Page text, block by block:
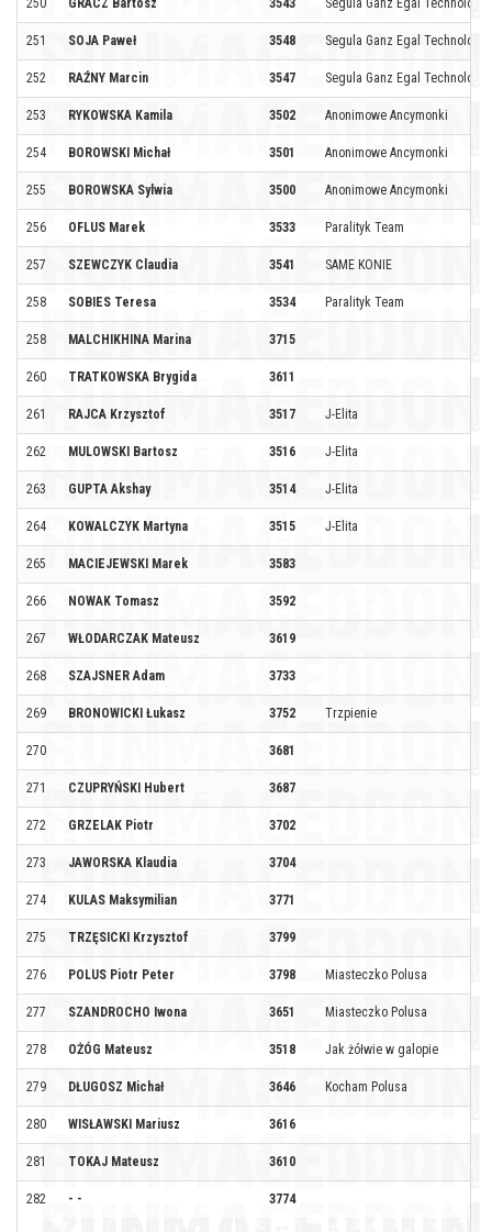
250 GRACZ Bartosz 3543 Segula Ganz Egal
251 SOJA Paweł 3548 Segula Ganz Egal
252 RAŹNY Marcin 3547 Segula Ganz Egal
253 RYKOWSKA Kamila 3502 Anonimowe Ancymonki
254 BOROWSKI Michał 3501 Anonimowe Ancymonki
255 BOROWSKA Sylwia 3500 Anonimowe Ancymonki
256 OFLUS Marek 3533 Paralityk Team
257 SZEWCZYK Claudia 3541 SAME KONIE
258 SOBIES Teresa 3534 Paralityk Team
258 MALCHIKHINA Marina 3715
260 TRATKOWSKA Brygida 3611
261 RAJCA Krzysztof 3517 J-Elita
262 MULOWSKI Bartosz 3516 J-Elita
263 GUPTA Akshay 3514 J-Elita
264 KOWALCZYK Martyna 3515 J-Elita
265 MACIEJEWSKI Marek 3583
266 NOWAK Tomasz 3592
267 WŁODARCZAK Mateusz 3619
268 SZAJSNER Adam 3733
269 BRONOWICKI Łukasz 3752 Trzpienie
270 3681
271 CZUPRYŃSKI Hubert 3687
272 GRZELAK Piotr 3702
273 JAWORSKA Klaudia 3704
274 KULAS Maksymilian 3771
275 TRZĘSICKI Krzysztof 3799
276 POLUS Piotr Peter 3798 Miasteczko Polusa
277 SZANDROCHO Iwona 3651 Miasteczko Polusa
278 OŻÓG Mateusz 3518 Jak żółwie w galopie
279 DŁUGOSZ Michał 3646 Kocham Polusa
280 WISŁAWSKI Mariusz 3616
281 TOKAJ Mateusz 3610
282 - - 3774